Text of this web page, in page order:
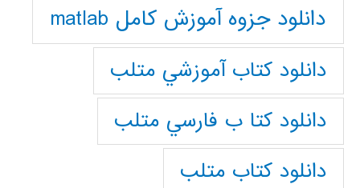
دانلود جزوه آموزش کامل matlab
دانلود كتاب آموزشي متلب
دانلود كتا ب فارسي متلب
دانلود كتاب متلب